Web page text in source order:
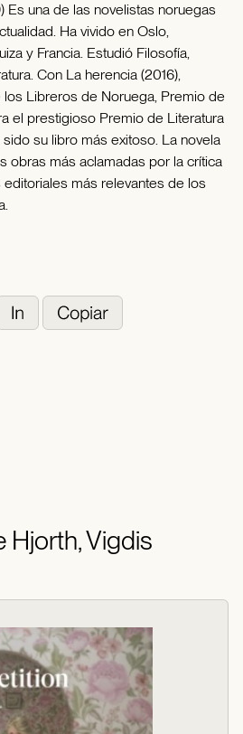
Es una de las novelistas noruegas
Ha vivido en Oslo,
y Francia. Estudió Filosofía,
Con La herencia (2016),
Libreros de Noruega, Premio de
el prestigioso Premio de Literatura
su libro más exitoso. La novela
obras más aclamadas por la crítica
más relevantes de los
Hjorth, Vigdis